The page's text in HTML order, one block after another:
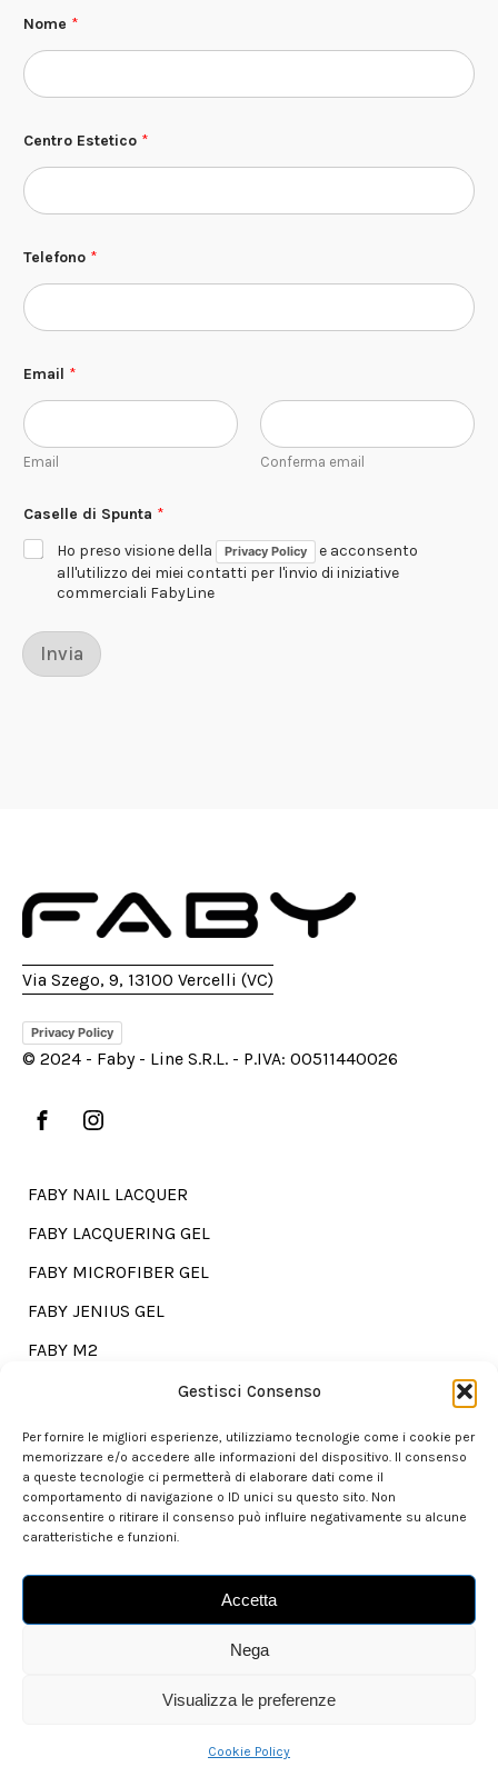
Gestisci Consenso
Per fornire le migliori esperienze, utilizziamo tecnologie come i cookie per
memorizzare e/o accedere alle informazioni del dispositivo. Il consenso
a queste tecnologie ci permetterà di elaborare dati come il
comportamento di navigazione o ID unici su questo sito. Non
acconsentire o ritirare il consenso può influire negativamente su alcune
caratteristiche e funzioni.
Accetta
Nega
Visualizza le preferenze
Cookie Policy
Nome *
Centro Estetico *
Telefono *
p
n
t
N
m
*
Email *
Email Conferma email
Caselle di Spunta *
Ho preso visione della
Privacy Policy
e acconsento
all'utilizzo dei miei contatti per l'invio di iniziative
commerciali FabyLine
Invia
Via Szego, 9, 13100 Vercelli (VC)
Privacy Policy
© 2024 - Faby - Line S.R.L. - P.IVA: 00511440026
FABY NAIL LACQUER
FABY LACQUERING GEL
FABY MICROFIBER GEL
FABY JENIUS GEL
FABY M2
Go shopping?
Our store is here for you.